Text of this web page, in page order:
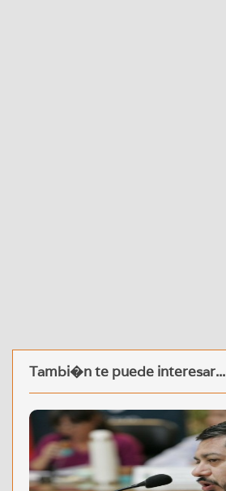
Tambi�n te puede interesar...